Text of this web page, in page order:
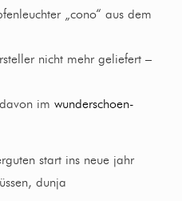
„cono“ aus dem
nicht mehr geliefert –
im wunderschoen-
start ins neue jahr
dunja